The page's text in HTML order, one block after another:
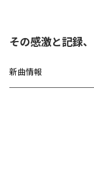
その感激と記録、
新曲情報